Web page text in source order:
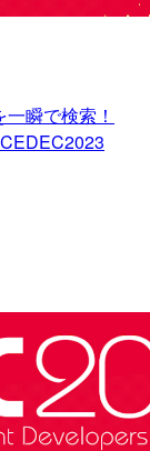
瞬で検索！